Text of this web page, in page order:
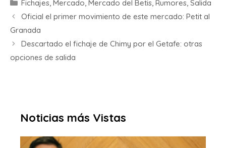
Fichajes Mercado Mercado del Betis Rumores Salida
Oficial el primer movimiento de este mercado: Petit al
Granada
Descartado el fichaje de Chimy por el Getafe: otras
opciones de salida
Noticias más Vistas